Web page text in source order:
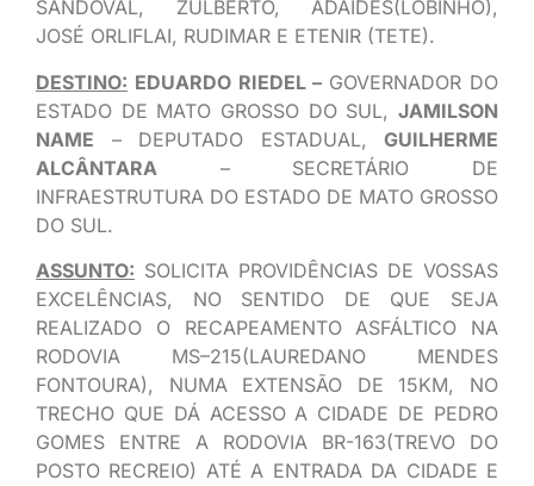
SANDOVAL, ZULBERTO, ADAÍDES(LOBINHO),
JOSÉ ORLIFLAI, RUDIMAR E ETENIR (TETE).
DESTINO: EDUARDO RIEDEL – GOVERNADOR DO
ESTADO DE MATO GROSSO DO SUL, JAMILSON
NAME – DEPUTADO ESTADUAL, GUILHERME
ALCÂNTARA – SECRETÁRIO DE
INFRAESTRUTURA DO ESTADO DE MATO GROSSO
DO SUL.
ASSUNTO: SOLICITA PROVIDÊNCIAS DE VOSSAS
EXCELÊNCIAS, NO SENTIDO DE QUE SEJA
REALIZADO O RECAPEAMENTO ASFÁLTICO NA
RODOVIA MS–215(LAUREDANO MENDES
FONTOURA), NUMA EXTENSÃO DE 15KM, NO
TRECHO QUE DÁ ACESSO A CIDADE DE PEDRO
GOMES ENTRE A RODOVIA BR-163(TREVO DO
POSTO RECREIO) ATÉ A ENTRADA DA CIDADE E